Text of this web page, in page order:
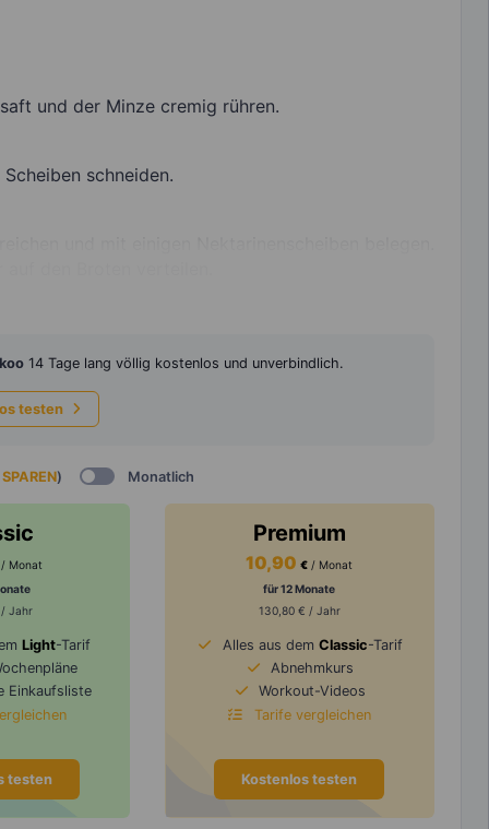
und der Minze cremig rühren.
schneiden.
koo 14 Tage lang völlig kostenlos und unverbindlich.
testen
) Monatlich
/ Monat
Jahr
Light-Tarif
Einkaufsliste
testen
Premium
10,90€ / Monat
für 12 Monate
130,80 € / Jahr
Alles aus dem Classic-Tarif
Abnehmkurs
Workout-Videos
Tarife vergleichen
Kostenlos testen